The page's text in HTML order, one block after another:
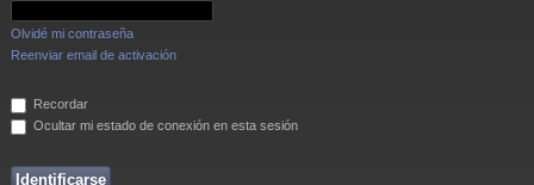
Olvidé mi contraseña
Reenviar email de activación
Recordar
Ocultar mi estado de conexión en esta sesión